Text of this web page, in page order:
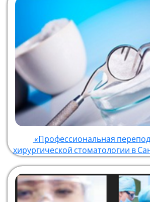
«Профессиональная
хирургической стоматологии в